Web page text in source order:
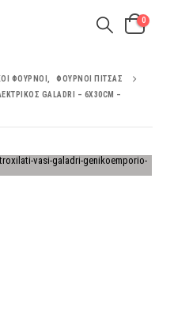
0
ΦΟΎΡΝΟΙ
ΦΟΎΡΝΟΙ ΠΊΤΣΑΣ
GALADRI – 6X30CM –